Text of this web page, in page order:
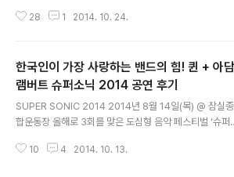
표 히트곡 정도는 알고 있다. 전세계 앨범 판매량은 2억장
광고, 스포츠 경기장에서 쉴 새 없이 흘러나온다. 오래 들어
도 싫증이 나지 않는 묘한 매력은 수십 년이 지난 지금도 유
효하다. ⓒUniversal Music 퀸은 1973년 열악한 환경
을 감수하고 제작한 앨범 「Queen」으로 데뷔했다. 앨범에
못했고, 평단은 개성을 찾기 힘든 아류 밴드라며 고개를 설
28 1 2014. 10. 24.
한국인이 가장 사랑하는 밴드의 힘! 퀸 + 아담
램버트 슈퍼소닉 2014 공연 후기
SUPER SONIC 2014 2014년 8월 14일(목) @ 잠실종
합운동장 올해로 3회를 맞은 도심형 음악 페스티벌 ‘슈퍼
하지만 공연장 문제로 어려움을 겪으면서 티켓 오픈이 지
10 4 2014. 10. 13.